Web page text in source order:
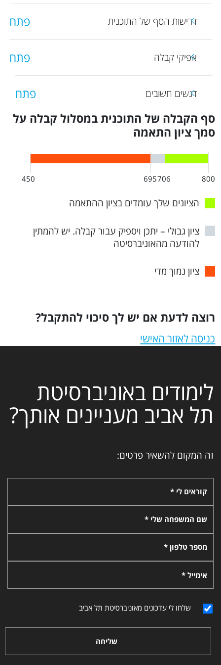
דרישות הסף של התוכנית פתח
אפיקי קבלה פתח
דגשים חשובים
פתח
סף הקבלה של התוכנית במסלול קבלה על
סמך ציון התאמה
800
706
695
450
הציונים שלך עומדים בציון ההתאמה
ציון גבולי – יתכן ויספיק עבור קבלה. יש להמתין
להודעה מהאוניברסיטה
ציון נמוך מדי
רוצה לדעת אם יש לך סיכוי להתקבל?
כניסה לאזור האישי
לימודים באוניברסיטת
תל אביב מעניינים אותך?
זה המקום להשאיר פרטים:
קוראים לי *
שם המשפחה שלי *
מספר טלפון *
אימייל *
שלחו לי עדכונים מאוניברסיטת תל אביב
שליחה